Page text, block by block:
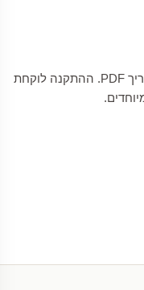
כל טפט מגיע עם הדרכת וידאו מלאה ומדריך PDF. ההתקנה לוקחת